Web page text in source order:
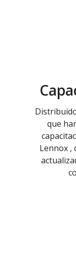
que
Lennox ,